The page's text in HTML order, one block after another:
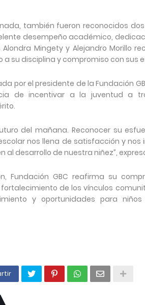
también fueron reconocidos
desempeño académico,
Alondra Mingety y Alejandro Morillo
su disciplina y compromiso con sus
por el presidente de la Fundación
de incentivar a la juventud a
del mañana. Reconocer su
nos llena de satisfacción y nos
al desarrollo de nuestra niñez”,
Fundación GBC reafirma su
de los vínculos
y oportunidades para